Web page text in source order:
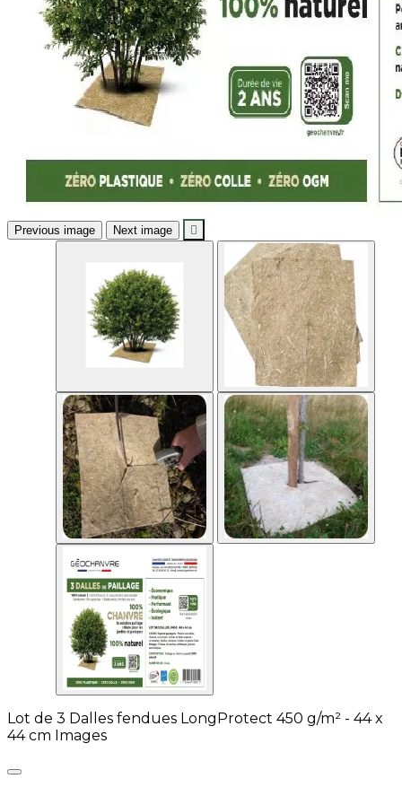
Previous image Next image 
Lot de 3 Dalles fendues LongProtect 450 g/m² - 44 x
44 cm Images